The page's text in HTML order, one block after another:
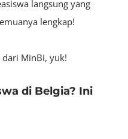
langsung yang
lengkap!
dari MinBi, yuk!
di Belgia? Ini